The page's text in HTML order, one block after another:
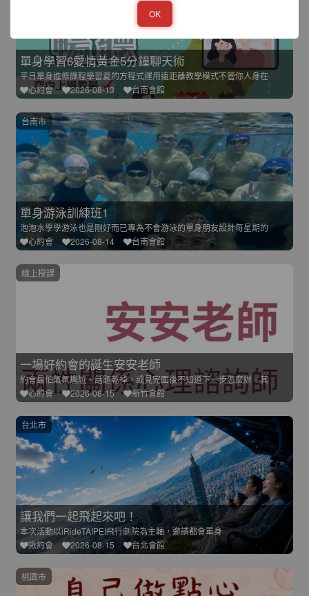
單身學習6愛情黃金5分鐘聊天術
平日單身進修課程學習愛的方程式運用遠距離教學模式不管你人身在
心約會
2026-08-13 台南會館
單身游泳訓練班1
泡泡水學學游泳也是剛好而已專為不會游泳的單身朋友設計每星期的
心約會
2026-08-14 台南會館
台南市
一場好約會的誕生安安老師
約會最怕氣氛尷尬、話題乾掉，或見完面後不知道下一步怎麼辦。其
心約會
2026-08-15 新竹會館
線上授課
讓我們一起飛起來吧！
本次活動以iRideTAIPEI飛行劇院為主軸，邀請都會單身
揪約會
2026-08-15 台北會館
台北市
桃園市
OK